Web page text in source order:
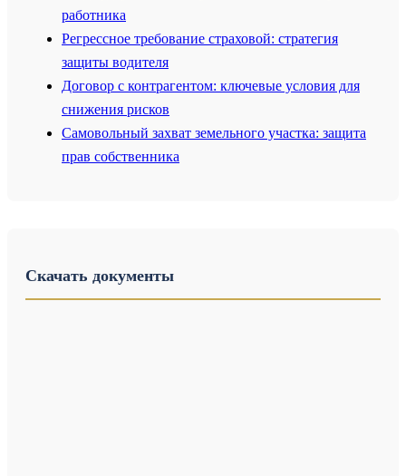
работника
Регрессное требование страховой: стратегия
защиты водителя
Договор с контрагентом: ключевые условия для
снижения рисков
Самовольный захват земельного участка: защита
прав собственника
Скачать документы